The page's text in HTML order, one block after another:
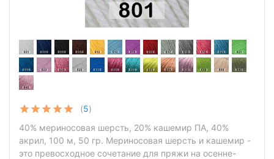
(5)
40% мериносовая шерсть, 20% кашемир ПА, 40%
акрил, 100 м, 50 гр. Мериносовая шерсть и кашемир -
это превосходное сочетание для пряжи на осенне-